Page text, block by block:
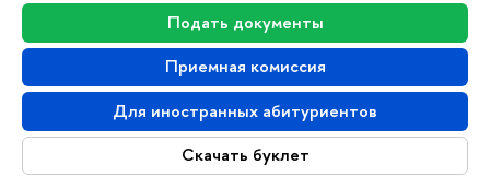
Подать документы
Приемная комиссия
Для иностранных абитуриентов
Скачать буклет